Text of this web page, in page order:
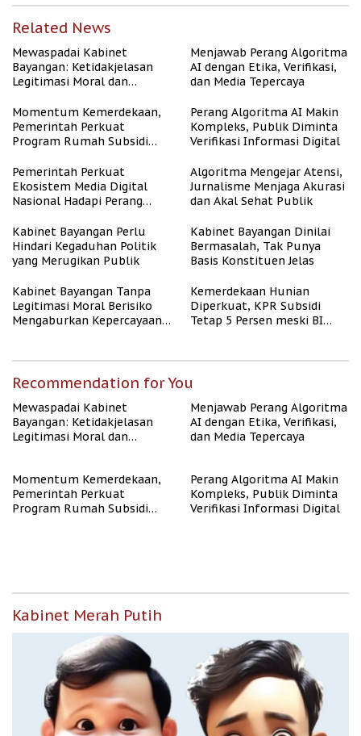
Related News
Mewaspadai Kabinet
Bayangan: Ketidakjelasan
Legitimasi Moral dan
Menjawab Perang Algoritma
AI dengan Etika, Verifikasi,
dan Media Tepercaya
Momentum Kemerdekaan,
Pemerintah Perkuat
Program Rumah Subsidi
Berpenghasilan Rendah
Perang Algoritma AI Makin
Kompleks, Publik Diminta
Verifikasi Informasi Digital
Pemerintah Perkuat
Ekosistem Media Digital
Nasional Hadapi Perang
Algoritma Mengejar Atensi,
Jurnalisme Menjaga Akurasi
dan Akal Sehat Publik
Kabinet Bayangan Perlu
Hindari Kegaduhan Politik
yang Merugikan Publik
Kabinet Bayangan Dinilai
Bermasalah, Tak Punya
Basis Konstituen Jelas
Kabinet Bayangan Tanpa
Legitimasi Moral Berisiko
Mengaburkan Kepercayaan
Kemerdekaan Hunian
Diperkuat, KPR Subsidi
Tetap 5 Persen meski BI
Recommendation for You
Mewaspadai Kabinet
Bayangan: Ketidakjelasan
Legitimasi Moral dan
Menjawab Perang Algoritma
AI dengan Etika, Verifikasi,
dan Media Tepercaya
Momentum Kemerdekaan,
Pemerintah Perkuat
Program Rumah Subsidi
Perang Algoritma AI Makin
Kompleks, Publik Diminta
Verifikasi Informasi Digital
Kabinet Merah Putih